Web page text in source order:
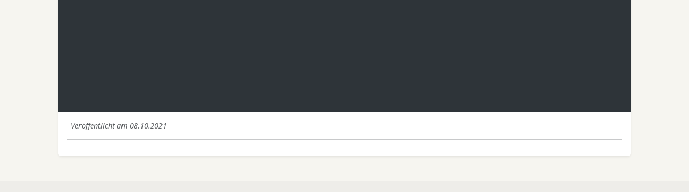
Veröffentlicht am 08.10.2021